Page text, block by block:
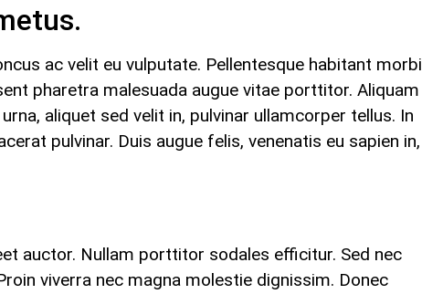
ac velit eu vulputate. Pellentesque habitant morbi
pharetra malesuada augue vitae porttitor. Aliquam
aliquet sed velit in, pulvinar ullamcorper tellus. In
pulvinar. Duis augue felis, venenatis eu sapien in,
auctor. Nullam porttitor sodales efficitur. Sed nec
viverra nec magna molestie dignissim. Donec